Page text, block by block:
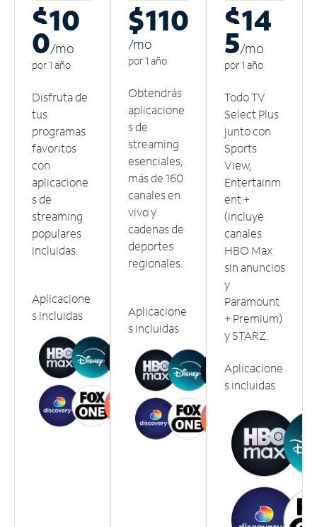
$10
0/mo
por 1 año
Disfruta de
tus
programas
favoritos
con
aplicacione
s de
streaming
populares
incluidas.
Aplicacione
s incluidas
$110
/mo
por 1 año
Obtendrás
aplicacione
s de
streaming
esenciales,
más de 160
canales en
vivo y
cadenas de
deportes
regionales.
Aplicacione
s incluidas
$14
5/mo
por 1 año
Todo TV
Select Plus
junto con
Sports
View,
Entertainm
ent +
(incluye
canales
HBO Max
sin anuncios
y
Paramount
+ Premium)
y STARZ.
Aplicacione
s incluidas